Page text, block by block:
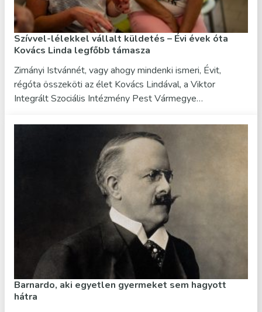
Szívvel-lélekkel vállalt küldetés – Évi évek óta
Kovács Linda legfőbb támasza
Zimányi Istvánnét, vagy ahogy mindenki ismeri, Évit,
régóta összeköti az élet Kovács Lindával, a Viktor
Integrált Szociális Intézmény Pest Vármegye…
Barnardo, aki egyetlen gyermeket sem hagyott
hátra